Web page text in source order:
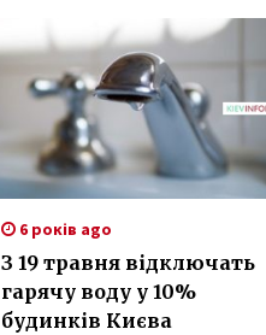
6 років ago
З 19 травня відключать
гарячу воду у 10%
будинків Києва